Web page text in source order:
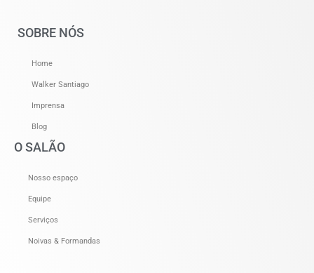
SOBRE NÓS
Home
Walker Santiago
Imprensa
Blog
O SALÃO
Nosso espaço
Equipe
Serviços
Noivas & Formandas